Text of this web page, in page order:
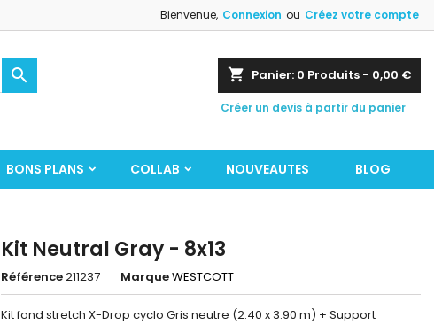
Bienvenue, Connexion ou Créez votre compte
shopping_cart Panier: 0 Produits - 0,00 €
Créer un devis à partir du panier

BONS PLANS COLLAB NOUVEAUTES BLOG
Kit Neutral Gray - 8x13
Référence211237 MarqueWESTCOTT
Kit fond stretch X-Drop cyclo Gris neutre (2.40 x 3.90 m) + Support